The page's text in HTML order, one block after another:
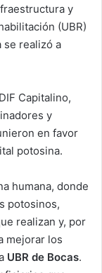
y
(UBR)
se realizó a
Capitalino,
y
en favor
potosina.
humana, donde
potosinos,
realizan y, por
mejorar los
UBR de Bocas.